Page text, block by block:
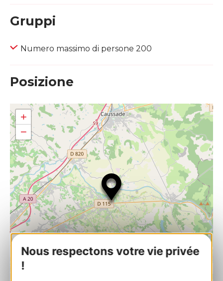
Nous respectons votre vie privée
!
Gruppi
Numero massimo di persone 200
Posizione
+
−